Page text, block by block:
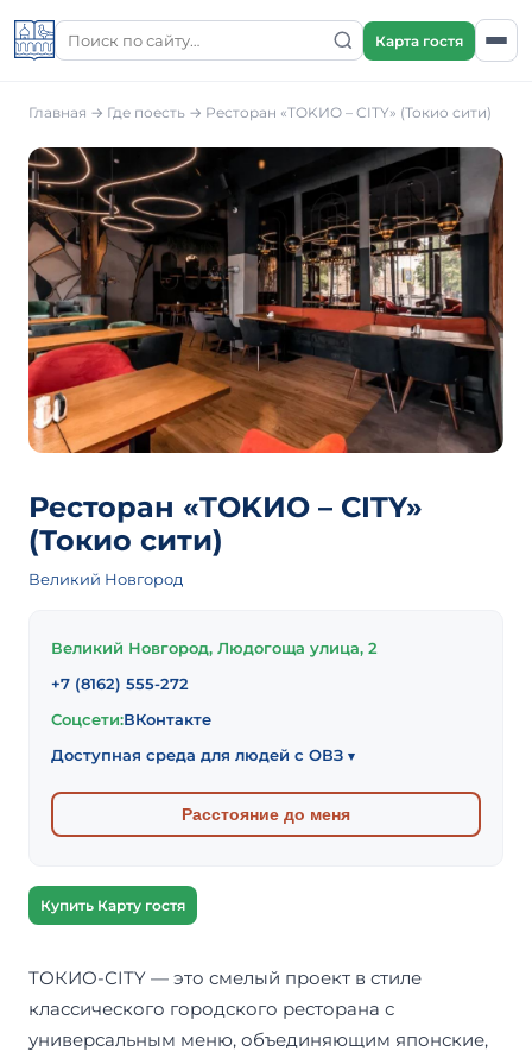
Карта гостя
Главная → Где поесть → Ресторан «TOKИО – CITY» (Токио сити)
Ресторан «TOKИО – CITY»
(Токио сити)
Великий Новгород
Великий Новгород, Людогоща улица, 2
+7 (8162) 555-272
Соцсети:ВКонтакте
Доступная среда для людей с ОВЗ ▾
Расстояние до меня
Купить Карту гостя
ТОКИО-СITY — это смелый проект в стиле
классического городского ресторана с
универсальным меню, объединяющим японские,